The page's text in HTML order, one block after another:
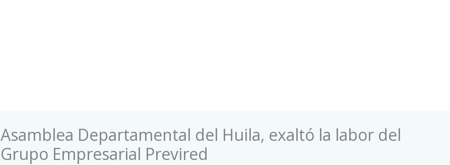
Asamblea Departamental del Huila, exaltó la labor del
Grupo Empresarial Previred